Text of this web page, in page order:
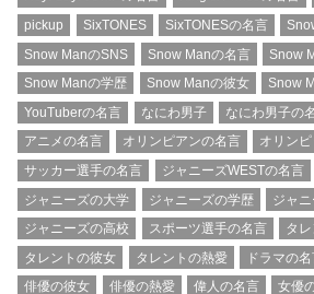
pickup
SixTONES SixTONESの名言
Snow ManのSNS
Snow Manの名言
Snow
Snow Manの学歴
Snow Manの彼女
Snow
YouTuberの名言
なにわ男子 なにわ男子の
アニメの名言
オリンピアンの名言
オリン
サッカー選手の名言
ジャニーズWESTの名言
ジャニーズの大学
ジャニーズの学歴
ジャ
ジャニーズの高校
スポーツ選手の名言
タ
タレントの彼女
タレントの熱愛 ドラマの
俳優の彼女
俳優の熱愛 偉人の名言 女優